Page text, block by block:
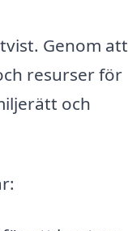
Genom att
resurser för
och